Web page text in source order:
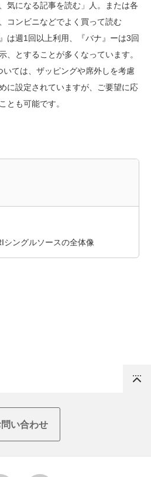
気になる記事を読む」人。または各
コンビニなどでよく買って読む
は週1回以上利用、『バナ』ーは3回
、とすることが多くなっています。
いては、ザッピングや席外しを考慮
に設定されていますが、ご要望に応
とも可能です。
シングルソースの全体像
問い合わせ